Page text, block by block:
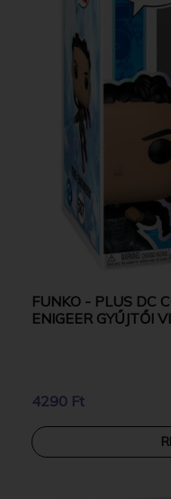
FUNKO - PLUS DC
ENIGEER GYŰJTŐI
4290 Ft